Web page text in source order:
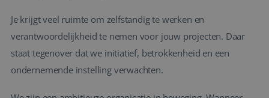
Je krijgt veel ruimte om zelfstandig te werken en
verantwoordelijkheid te nemen voor jouw projecten. Daar
staat tegenover dat we initiatief, betrokkenheid en een
ondernemende instelling verwachten.